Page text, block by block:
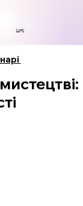
Login